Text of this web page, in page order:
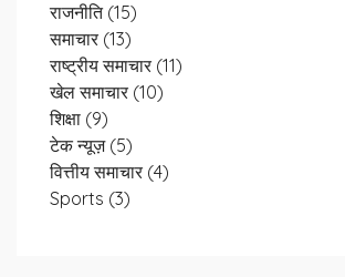
राजनीति (15)
समाचार (13)
राष्ट्रीय समाचार (11)
खेल समाचार (10)
शिक्षा (9)
टेक न्यूज़ (5)
वित्तीय समाचार (4)
Sports (3)